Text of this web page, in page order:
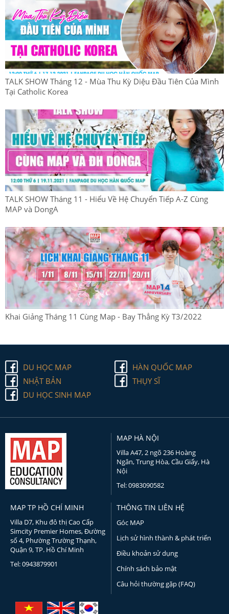
TALK SHOW Tháng 12 - Mùa Thu Kỳ Diệu Đầu Tiên Của Mình
Tại Catholic Korea
TALK SHOW Tháng 11 - Hiểu Về Hệ Chuyển Tiếp A-Z Cùng
MAP và DongA
Khai Giảng Tháng 11 Cùng Map - Bay Thẳng Kỳ T3/2022
DU HỌC MAP
HÀN QUỐC MAP
NHẬT BẢN
THỤY SĨ
DU HỌC SINH MAP
MAP HÀ NỘI
Villa A47, 2 ngõ 236 Hoàng
Ngân, Trung Hòa, Cầu Giấy, Hà
Nội
Tel: 0983090582
MAP TP HỒ CHÍ MINH
Villa D7, Khu đô thị Cao Cấp
Simcity Premier Homes, Đường
số 4, Phường Trường Thạnh,
Quận 9, TP. Hồ Chí Minh
Tel: 0943879901
THÔNG TIN LIÊN HỆ
Góc MAP
Lịch sử hình thành & phát triển
Điều khoản sử dụng
Chính sách bảo mật
Câu hỏi thường gặp (FAQ)